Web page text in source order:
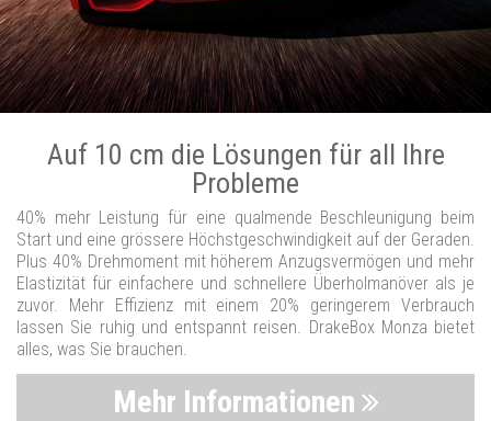
Auf 10 cm die Lösungen für all Ihre
Probleme
40% mehr Leistung für eine qualmende Beschleunigung beim
Start und eine grössere Höchstgeschwindigkeit auf der Geraden.
Plus 40% Drehmoment mit höherem Anzugsvermögen und mehr
Elastizität für einfachere und schnellere Überholmanöver als je
zuvor. Mehr Effizienz mit einem 20% geringerem Verbrauch
lassen Sie ruhig und entspannt reisen. DrakeBox Monza bietet
alles, was Sie brauchen.
Mehr Informationen